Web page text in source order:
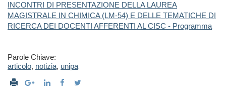
INCONTRI DI PRESENTAZIONE DELLA LAUREA
MAGISTRALE IN CHIMICA (LM-54) E DELLE TEMATICHE DI
RICERCA DEI DOCENTI AFFERENTI AL CISC - Programma
Parole Chiave:
articolo, notizia, unipa